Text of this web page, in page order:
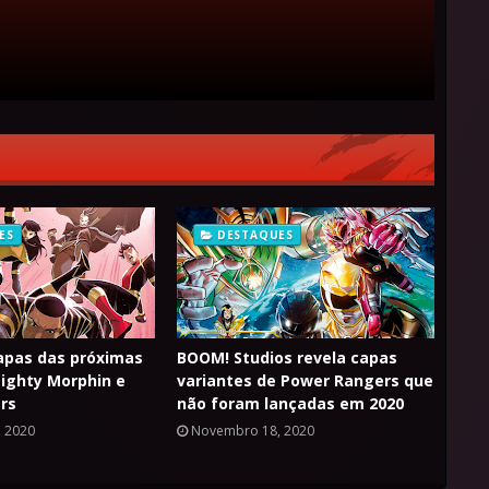
das próximas
Morphin e
2020
DESTAQUES
BOOM! Studios revela capas
variantes de Power Rangers que
não foram lançadas em 2020
Novembro 18, 2020